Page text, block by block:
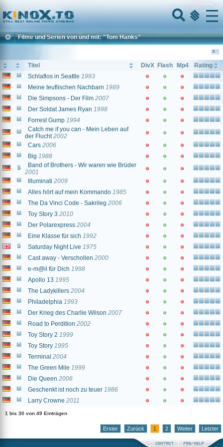
Home
Menu
Filme und Serien von und mit: "Tom Hanks"
Titel DivX Flash Mp4
Rating
Schlaflos in Seattle 1993
Meine teuflischen Nachbarn 1989
Die Simpsons - Der Film 2007
Der Soldat James Ryan 1998
Forrest Gump 1994
Catch me if you can - Mein Leben auf
der Flucht 2002
Cars 2006
Big 1988
Band of Brothers - Wir waren wie Brüder
2001
Illuminati 2009
Alles hört auf mein Kommando 1985
The Da Vinci Code - Sakrileg 2006
Toy Story 3 2010
Der Polarexpress 2004
Eine Klasse für sich 1992
Saturday Night Live 1975
Cast away - Verschollen 2000
e-m@il für Dich 1998
Apollo 13 1995
The Ladykillers 2004
Philadelphia 1993
Der Krieg des Charlie Wilson 2007
Road to Perdition 2002
Toy Story 2 1999
Toy Story 1995
Terminal 2004
The Green Mile 1999
Die Queen 2006
Geschenkt ist noch zu teuer 1986
Larry Crowne 2011
1 bis 30 von 49 Einträgen
Erster Zurück 1 2 Weiter Letzter